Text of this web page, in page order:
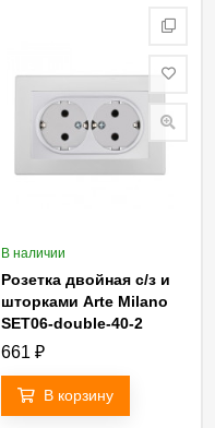
В наличии
Розетка двойная с/з и
шторками Arte Milano
SET06-double-40-2
silver
661 ₽
В корзину